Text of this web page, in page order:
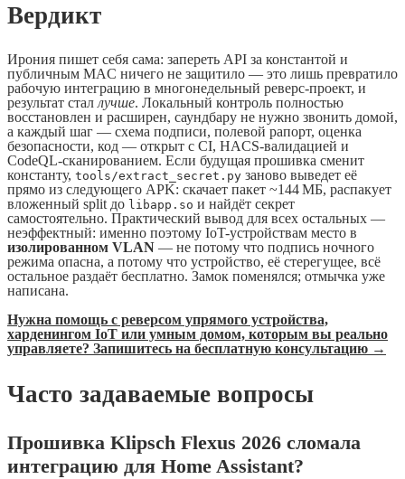
Вердикт
Ирония пишет себя сама: запереть API за константой и
публичным MAC ничего не защитило — это лишь превратило
рабочую интеграцию в многонедельный реверс-проект, и
результат стал лучше. Локальный контроль полностью
восстановлен и расширен, саундбару не нужно звонить домой,
а каждый шаг — схема подписи, полевой рапорт, оценка
безопасности, код — открыт с CI, HACS-валидацией и
CodeQL-сканированием. Если будущая прошивка сменит
константу, tools/extract_secret.py заново выведет её
прямо из следующего APK: скачает пакет ~144 МБ, распакует
вложенный split до libapp.so и найдёт секрет
самостоятельно. Практический вывод для всех остальных —
неэффектный: именно поэтому IoT-устройствам место в
изолированном VLAN — не потому что подпись ночного
режима опасна, а потому что устройство, её стерегущее, всё
остальное раздаёт бесплатно. Замок поменялся; отмычка уже
написана.
Нужна помощь с реверсом упрямого устройства,
харденингом IoT или умным домом, которым вы реально
управляете? Запишитесь на бесплатную консультацию →
Часто задаваемые вопросы
Прошивка Klipsch Flexus 2026 сломала
интеграцию для Home Assistant?